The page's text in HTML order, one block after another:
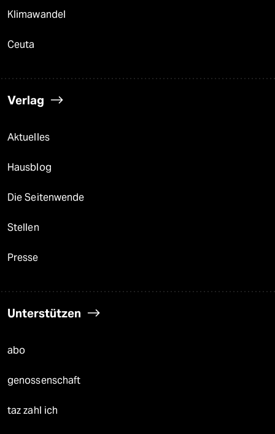
Klimawandel
Ceuta
Verlag
Aktuelles
Hausblog
Die Seitenwende
Stellen
Presse
Unterstützen
abo
genossenschaft
taz zahl ich